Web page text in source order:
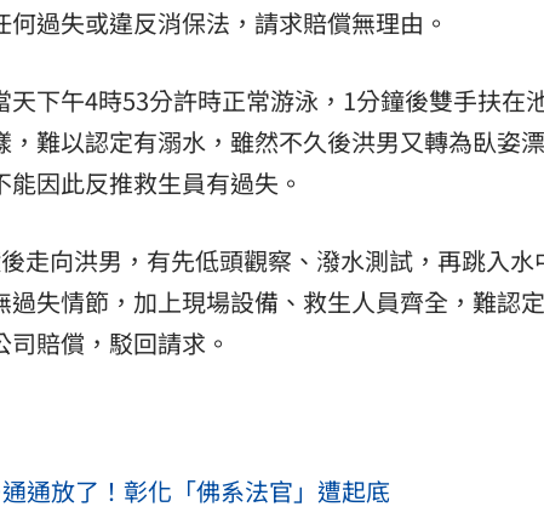
過失或違反消保法，請求賠償無理由。
下午4時53分許時正常游泳，1分鐘後雙手扶在
難以認定有溺水，雖然不久後洪男又轉為臥姿
因此反推救生員有過失。
走向洪男，有先低頭觀察、潑水測試，再跳入水
失情節，加上現場設備、救生人員齊全，難認
賠償，駁回請求。
通放了！彰化「佛系法官」遭起底